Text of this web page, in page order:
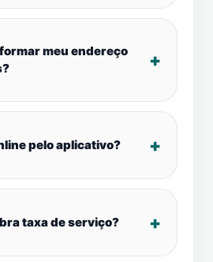
meu endereço
pelo aplicativo?
taxa de serviço?